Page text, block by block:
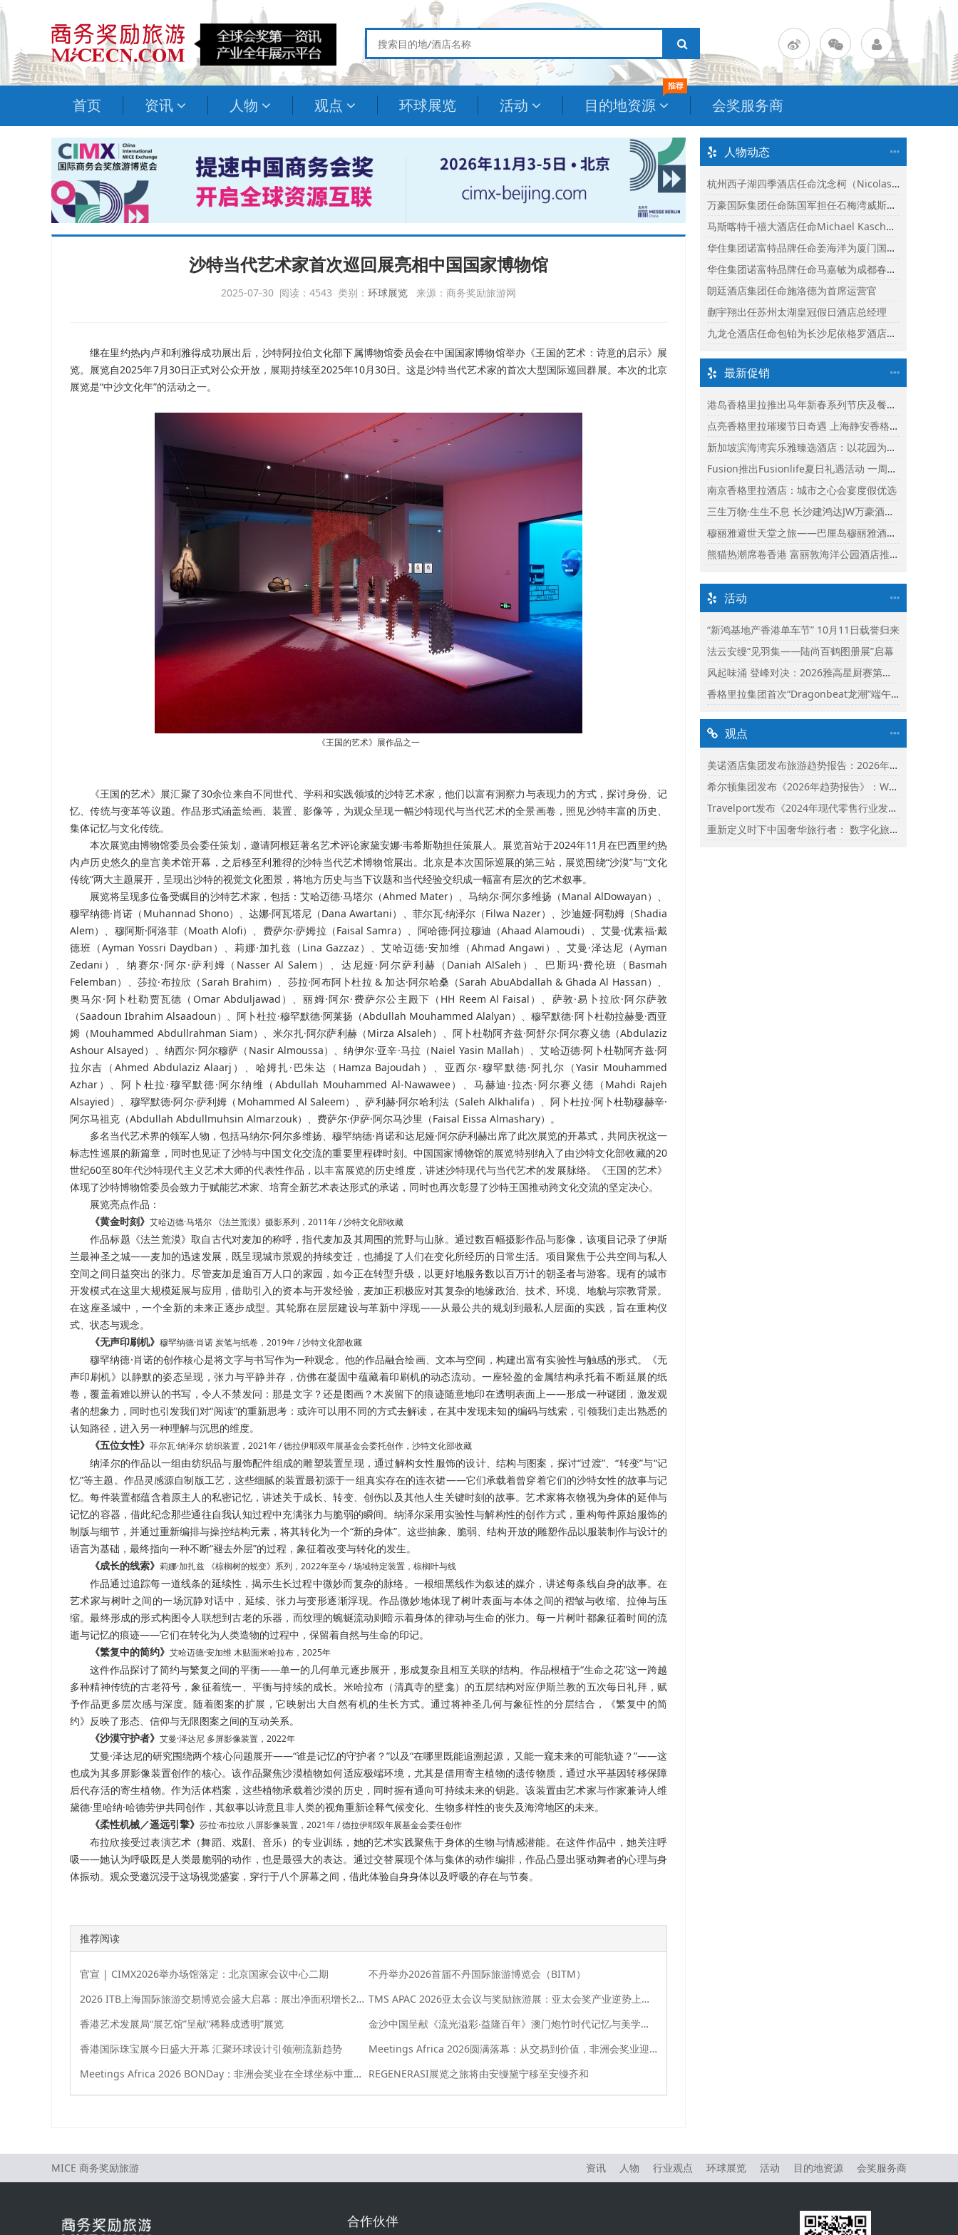
首页 资讯 人物 观点 环球展览 活动 目的地资源 会奖服务商
沙特当代艺术家首次巡回展亮相中国国家博物馆
2025-07-30 阅读：4543 类别： 环球展览 来源：商务奖励旅游网
继在里约热内卢和利雅得成功展出后，沙特阿拉伯文化部下属博物馆委员会在中国国家博物馆举办《王国的艺术：诗意的启示》展
览。展览自2025年7月30日正式对公众开放，展期持续至2025年10月30日。这是沙特当代艺术家的首次大型国际巡回群展。本次的北京
展览是“中沙文化年”的活动之一。
《王国的艺术》展作品之一
《王国的艺术》展汇聚了30余位来自不同世代、学科和实践领域的沙特艺术家，他们以富有洞察力与表现力的方式，探讨身份、记
忆、传统与变革等议题。作品形式涵盖绘画、装置、影像等，为观众呈现一幅沙特现代与当代艺术的全景画卷，照见沙特丰富的历史、
集体记忆与文化传统。
本次展览由博物馆委员会委任策划，邀请阿根廷著名艺术评论家黛安娜·韦希斯勒担任策展人。展览首站于2024年11月在巴西里约热
内卢历史悠久的皇宫美术馆开幕，之后移至利雅得的沙特当代艺术博物馆展出。北京是本次国际巡展的第三站， 展览围绕“沙漠”与“文化
传统”两大主题展开，呈现出沙特的视觉文化图景，将地方历史与当下议题和当代经验交织成一幅富有层次的艺术叙事。
展览将呈现多位备受瞩目的沙特艺术家，包括：艾哈迈德·马塔尔（Ahmed Mater）、马纳尔·阿尔多维扬（Manal AlDowayan）、
穆罕纳德·肖诺（Muhannad Shono）、达娜·阿瓦塔尼（Dana Awartani）、菲尔瓦·纳泽尔（Filwa Nazer）、沙迪娅·阿勒姆（Shadia
Alem）、穆阿斯·阿洛菲（Moath Alofi）、费萨尔·萨姆拉（Faisal Samra）、阿哈德·阿拉穆迪（Ahaad Alamoudi）、艾曼·优素福·戴
德班（Ayman Yossri Daydban）、莉娜·加扎兹（Lina Gazzaz）、艾哈迈德·安加维（Ahmad Angawi）、艾曼·泽达尼（Ayman
Zedani）、纳赛尔·阿尔·萨利姆（Nasser Al Salem）、达尼娅·阿尔萨利赫（Daniah AlSaleh）、巴斯玛·费伦班（Basmah
Felemban）、莎拉·布拉欣（Sarah Brahim）、莎拉·阿布阿卜杜拉 & 加达·阿尔哈桑（Sarah AbuAbdallah & Ghada Al Hassan）、
奥马尔·阿卜杜勒贾瓦德（Omar Abduljawad）、丽姆·阿尔·费萨尔公主殿下（HH Reem Al Faisal）、萨敦·易卜拉欣·阿尔萨敦
（Saadoun Ibrahim Alsaadoun）、阿卜杜拉·穆罕默德·阿莱扬（Abdullah Mouhammed Alalyan）、穆罕默德·阿卜杜勒拉赫曼·西亚
姆（Mouhammed Abdullrahman Siam）、米尔扎·阿尔萨利赫（Mirza Alsaleh）、阿卜杜勒阿齐兹·阿舒尔·阿尔赛义德（Abdulaziz
Ashour Alsayed）、纳西尔·阿尔穆萨（Nasir Almoussa）、纳伊尔·亚辛·马拉（Naiel Yasin Mallah）、艾哈迈德·阿卜杜勒阿齐兹·阿
拉尔吉（Ahmed Abdulaziz Alaarj）、哈姆扎·巴朱达（Hamza Bajoudah）、亚西尔·穆罕默德·阿扎尔（Yasir Mouhammed
Azhar）、阿卜杜拉·穆罕默德·阿尔纳维（Abdullah Mouhammed Al-Nawawee）、马赫迪·拉杰·阿尔赛义德（Mahdi Rajeh
Alsayied）、穆罕默德·阿尔·萨利姆（Mohammed Al Saleem）、萨利赫·阿尔哈利法（Saleh Alkhalifa）、阿卜杜拉·阿卜杜勒穆赫辛·
阿尔马祖克（Abdullah Abdullmuhsin Almarzouk）、费萨尔·伊萨·阿尔马沙里（Faisal Eissa Almashary）。
多名当代艺术界的领军人物，包括马纳尔·阿尔多维扬、穆罕纳德·肖诺和达尼娅·阿尔萨利赫出席了此次展览的开幕式，共同庆祝这一
标志性巡展的新篇章，同时也见证了沙特与中国文化交流的重要里程碑时刻。 中国国家博物馆的展览特别纳入了由沙特文化部收藏的20
世纪60至80年代沙特现代主义艺术大师的代表性作品，以丰富展览的历史维度，讲述沙特现代与当代艺术的发展脉络。
《王国的艺术》
体现了沙特博物馆委员会致力于赋能艺术家、培育全新艺术表达形式的承诺，同时也再次彰显了沙特王国推动跨文化交流的坚定决心。
展览亮点作品：
《黄金时刻》 艾哈迈德·马塔尔 《法兰荒漠》摄影系列，2011年 / 沙特文化部收藏
作品标题《法兰荒漠》取自古代对麦加的称呼，指代麦加及其周围的荒野与山脉。通过数百幅摄影作品与影像，该项目记录了伊斯
兰最神圣之城——麦加的迅速发展，既呈现城市景观的持续变迁，也捕捉了人们在变化所经历的日常生活。 项目聚焦于公共空间与私人
空间之间日益突出的张力。尽管麦加是逾百万人口的家园，如今正在转型升级，以更好地服务数以百万计的朝圣者与游客。现有的城市
开发模式在这里大规模延展与应用，借助引入的资本与开发经验，麦加正积极应对其复杂的地缘政治、技术、环境、地貌与宗教背景。
在这座圣城中，一个全新的未来正逐步成型。其轮廓在层层建设与革新中浮现——从最公共的规划到最私人层面的实践，旨在重构仪
式、状态与观念。
《无声印刷机》 穆罕纳德·肖诺 炭笔与纸卷，2019年 / 沙特文化部收藏
穆罕纳德·肖诺的创作核心是将文字与书写作为一种观念。他的作品融合绘画、文本与空间，构建出富有实验性与触感的形式。《无
声印刷机》以静默的姿态呈现，张力与平静并存，仿佛在凝固中蕴藏着印刷机的动态流动。一座轻盈的金属结构承托着不断延展的纸
卷，覆盖着难以辨认的书写，令人不禁发问：那是文字？还是图画？木炭留下的痕迹随意地印在透明表面上——形成一种谜团，激发观
者的想象力，同时也引发我们对“阅读”的重新思考：或许可以用不同的方式去解读，在其中发现未知的编码与线索，引领我们走出熟悉的
认知路径，进入另一种理解与沉思的维度。
《五位女性》 菲尔瓦·纳泽尔 纺织装置，2021年 / 德拉伊耶双年展基金会委托创作，沙特文化部收藏
纳泽尔的作品以一组由纺织品与服饰配件组成的雕塑装置呈现，通过解构女性服饰的设计、结构与图案，探讨“过渡”、“转变”与“记
忆”等主题。作品灵感源自制版工艺，这些细腻的装置最初源于一组真实存在的连衣裙——它们承载着曾穿着它们的沙特女性的故事与记
忆。每件装置都蕴含着原主人的私密记忆，讲述关于成长、转变、创伤以及其他人生关键时刻的故事。艺术家将衣物视为身体的延伸与
记忆的容器，借此纪念那些通往自我认知过程中充满张力与脆弱的瞬间。 纳泽尔采用实验性与解构性的创作方式，重构每件原始服饰的
制版与细节，并通过重新编排与操控结构元素，将其转化为一个“新的身体”。这些抽象、脆弱、结构开放的雕塑作品以服装制作与设计的
语言为基础，最终指向一种不断“褪去外层”的过程，象征着改变与转化的发生。
《成长的线索》 莉娜·加扎兹 《棕榈树的蜕变》系列，2022年至今 / 场域特定装置，棕榈叶与线
作品通过追踪每一道线条的延续性，揭示生长过程中微妙而复杂的脉络。一根细黑线作为叙述的媒介，讲述每条线自身的故事。在
艺术家与树叶之间的一场沉静对话中，延续、张力与变形逐渐浮现。 作品微妙地体现了树叶表面与本体之间的褶皱与收缩、拉伸与压
缩。最终形成的形式构图令人联想到古老的乐器，而纹理的蜿蜒流动则暗示着身体的律动与生命的张力。 每一片树叶都象征着时间的流
逝与记忆的痕迹——它们在转化为人类造物的过程中，保留着自然与生命的印记。
《繁复中的简约》 艾哈迈德·安加维 木贴面米哈拉布，2025年
这件作品探讨了简约与繁复之间的平衡——单一的几何单元逐步展开，形成复杂且相互关联的结构。作品根植于“生命之花”这一跨越
多种精神传统的古老符号，象征着统一、平衡与持续的成长。米哈拉布（清真寺的壁龛）的五层结构对应伊斯兰教的五次每日礼拜，赋
予作品更多层次感与深度。随着图案的扩展，它映射出大自然有机的生长方式。通过将神圣几何与象征性的分层结合，《繁复中的简
约》反映了形态、信仰与无限图案之间的互动关系。
《沙漠守护者》 艾曼·泽达尼 多屏影像装置，2022年
艾曼·泽达尼的研究围绕两个核心问题展开——“谁是记忆的守护者？”以及“在哪里既能追溯起源，又能一窥未来的可能轨迹？”——这
也成为其多屏影像装置创作的核心。该作品聚焦沙漠植物如何适应极端环境，尤其是借用寄主植物的遗传物质，通过水平基因转移保障
后代存活的寄生植物。作为活体档案，这些植物承载着沙漠的历史，同时握有通向可持续未来的钥匙。该装置由艺术家与作家兼诗人维
黛德·里哈纳·哈德劳伊共同创作，其叙事以诗意且非人类的视角重新诠释气候变化、生物多样性的丧失及海湾地区的未来。
《柔性机械／遥远引擎》 莎拉·布拉欣 八屏影像装置，2021年 / 德拉伊耶双年展基金会委任创作
布拉欣接受过表演艺术（舞蹈、戏剧、音乐）的专业训练，她的艺术实践聚焦于身体的生物与情感潜能。在这件作品中，她关注呼
吸——她认为呼吸既是人类最脆弱的动作，也是最强大的表达。通过交替展现个体与集体的动作编排，作品凸显出驱动舞者的心理与身
体振动。观众受邀沉浸于这场视觉盛宴，穿行于八个屏幕之间，借此体验自身身体以及呼吸的存在与节奏。
推荐阅读
官宣 | CIMX2026举办场馆落定：北京国家会议中心二期
不丹举办2026首届不丹国际旅游博览会（BITM）
2026 ITB上海国际旅游交易博览会盛大启幕：展出净面积增长20%，全球旅业共拓中国市场新机遇
TMS APAC 2026亚太会议与奖励旅游展：亚太会奖产业逆势上扬，实现强劲增长
香港艺术发展局“展艺馆”呈献“稀释成透明”展览
金沙中国呈献《流光溢彩‧益隆百年》澳门炮竹时代记忆与美学特展
香港国际珠宝展今日盛大开幕 汇聚环球设计引领潮流新趋势
Meetings Africa 2026圆满落幕：从交易到价值，非洲会奖业迎来新起点
Meetings Africa 2026 BONDay：非洲会奖业在全球坐标中重塑角色
REGENERASI展览之旅将由安缦黛宁移至安缦齐和
人物动态
杭州西子湖四季酒店任命沈念柯（Nicolas Senes）为酒店总经理
万豪国际集团任命陈国军担任石梅湾威斯汀度假酒店总经理
马斯喀特千禧大酒店任命Michael Kasch为酒店总经理
华住集团诺富特品牌任命姜海洋为厦门国际会议中心诺富特酒店总经理
华住集团诺富特品牌任命马嘉敏为成都春熙路诺富特酒店总经理
朗廷酒店集团任命施洛德为首席运营官
蒯宇翔出任苏州太湖皇冠假日酒店总经理
九龙仓酒店任命包铂为长沙尼依格罗酒店及长沙玛珂酒店区域总经理
最新促销
港岛香格里拉推出马年新春系列节庆及餐饮体验
点亮香格里拉璀璨节日奇遇 上海静安香格里拉推出缤纷献礼
新加坡滨海湾宾乐雅臻选酒店：以花园为幕，共庆新加坡60周年国庆盛宴
Fusion推出Fusionlife夏日礼遇活动 一周年志庆呈献迎新独家假期奖赏
南京香格里拉酒店：城市之心会宴度假优选
三生万物·生生不息 长沙建鸿达JW万豪酒店×Ralph Lauren Polo Earth开启可持续生活旅行美学
穆丽雅避世天堂之旅——巴厘岛穆丽雅酒店独家延住礼遇
熊猫热潮席卷香港 富丽敦海洋公园酒店推出“亲亲大熊猫住宿体验”
活动
“新鸿基地产香港单车节” 10月11日载誉归来
法云安缦“见羽集——陆尚百鹤图册展”启幕
风起味涌 登峰对决：2026雅高星厨赛第二阶段启动
香格里拉集团首次“Dragonbeat龙潮”端午庆典精彩落幕
观点
美诺酒店集团发布旅游趋势报告：2026年市场保持乐观并揭示旅行者渴望联结
希尔顿集团发布《2026年趋势报告》：Whycation成为旅行新趋势
Travelport发布《2024年现代零售行业发展状况报告》
重新定义时下中国奢华旅行者： 数字化旅行与体验式奢华将成为影响2024年旅行选择的关键词
MICE 商务奖励旅游 资讯 人物 行业观点 环球展览 活动 目的地资源 会奖服务商
合作伙伴